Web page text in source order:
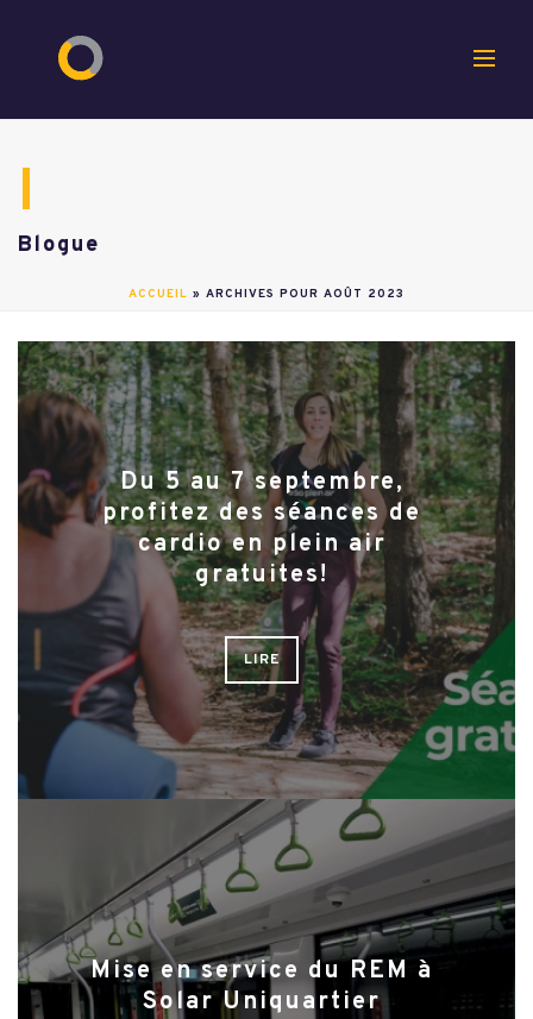
Blogue
ACCUEIL » ARCHIVES POUR AOÛT 2023
Du 5 au 7 septembre,
profitez des séances de
cardio en plein air
gratuites!
LIRE
Mise en service du REM à
Solar Uniquartier